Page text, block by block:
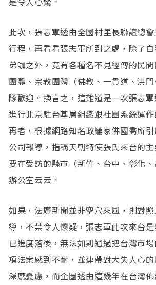
此次，張志軍透由全國村里長聯誼總
行程，再看看張志軍所到之處，除了
弟咖之外，竟有各種名不見經傳的民
團體、宗教團體（佛教、一貫道、洪
隊歡迎。換言之，這難道是一次張志軍
進行北京駐台基層組織跟社團系統運
再者，根據網路知名政論家佛國喬所
公司報導，指稱天朝特使張氏來台的
要在受訪的縣市（新竹、台中、彰化
辦公室云云。
如果，法廣新聞並非空穴來風，則對
導，不禁令人懷疑，張志軍此次來台
已進度落後，無法如期通過把台灣市
項法案感到不耐，並連帶對大失人心
深感憂慮，而企圖透由這幾年在台灣